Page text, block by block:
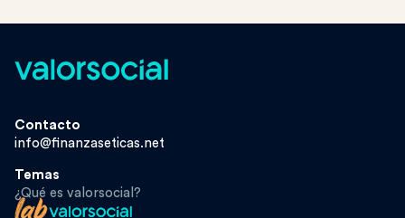
Contacto
info@finanzaseticas.net
Temas
¿Qué es valorsocial?